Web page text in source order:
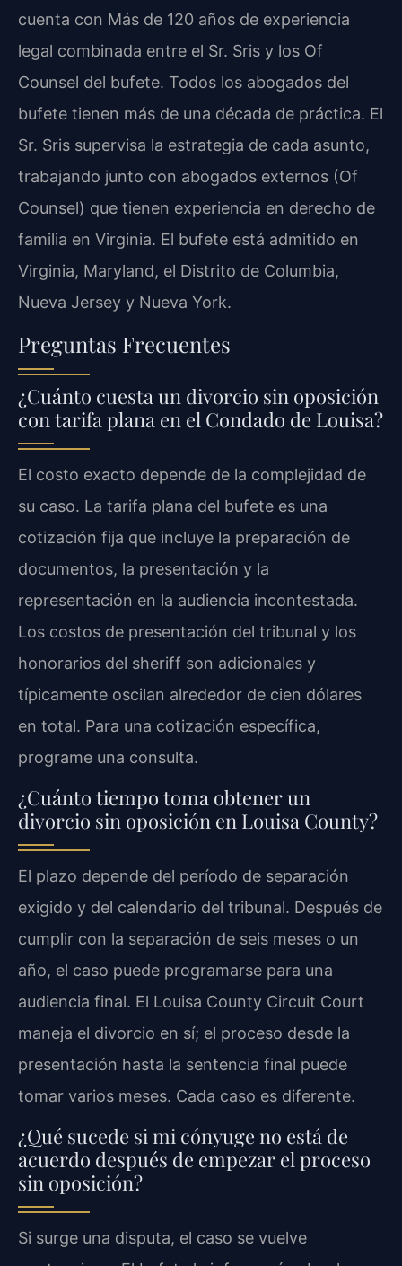
cuenta con Más de 120 años de experiencia
legal combinada entre el Sr. Sris y los Of
Counsel del bufete. Todos los abogados del
bufete tienen más de una década de práctica. El
Sr. Sris supervisa la estrategia de cada asunto,
trabajando junto con abogados externos (Of
Counsel) que tienen experiencia en derecho de
familia en Virginia. El bufete está admitido en
Virginia, Maryland, el Distrito de Columbia,
Nueva Jersey y Nueva York.
Preguntas Frecuentes
¿Cuánto cuesta un divorcio sin oposición
con tarifa plana en el Condado de Louisa?
El costo exacto depende de la complejidad de
su caso. La tarifa plana del bufete es una
cotización fija que incluye la preparación de
documentos, la presentación y la
representación en la audiencia incontestada.
Los costos de presentación del tribunal y los
honorarios del sheriff son adicionales y
típicamente oscilan alrededor de cien dólares
en total. Para una cotización específica,
programe una consulta.
¿Cuánto tiempo toma obtener un
divorcio sin oposición en Louisa County?
El plazo depende del período de separación
exigido y del calendario del tribunal. Después de
cumplir con la separación de seis meses o un
año, el caso puede programarse para una
audiencia final. El Louisa County Circuit Court
maneja el divorcio en sí; el proceso desde la
presentación hasta la sentencia final puede
tomar varios meses. Cada caso es diferente.
¿Qué sucede si mi cónyuge no está de
acuerdo después de empezar el proceso
sin oposición?
Si surge una disputa, el caso se vuelve